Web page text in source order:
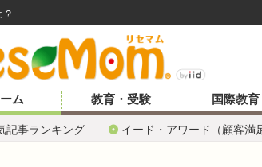
ム
記事ランキング イード・アワード（顧客満
教育・受験 国際教育